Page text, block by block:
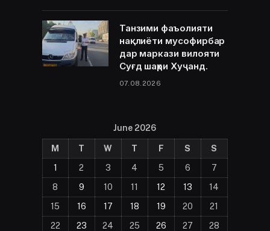
Танзими фаъолияти
нақлиёти мусофирбар
дар маркази вилояти
Суғд шаҳри Хуҷанд.
07.08.2026
June 2026
M T W T F S
S
1
2 3 4 5 6
7
8
9 10 11 12 13
14
15
16 17 18 19 20
21
22
23 24 25 26 27 28